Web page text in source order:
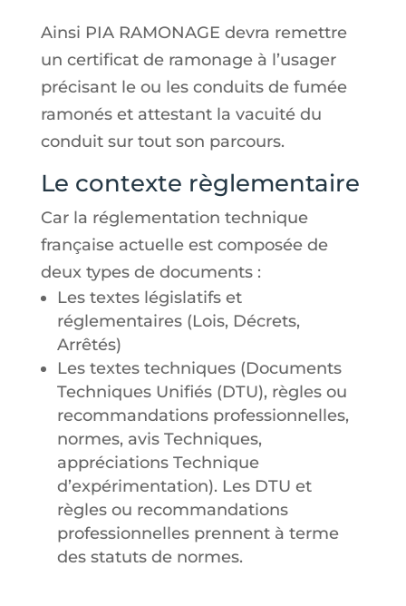
Ainsi PIA RAMONAGE devra remettre
un certificat de ramonage à l’usager
précisant le ou les conduits de fumée
ramonés et attestant la vacuité du
conduit sur tout son parcours.
Le contexte règlementaire
Car la réglementation technique
française actuelle est composée de
deux types de documents :
Les textes législatifs et
réglementaires (Lois, Décrets,
Arrêtés)
Les textes techniques (Documents
Techniques Unifiés (DTU), règles ou
recommandations professionnelles,
normes, avis Techniques,
appréciations Technique
d’expérimentation). Les DTU et
règles ou recommandations
professionnelles prennent à terme
des statuts de normes.